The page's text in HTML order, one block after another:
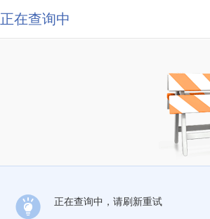
正在查询中
正在查询中，请刷新重试